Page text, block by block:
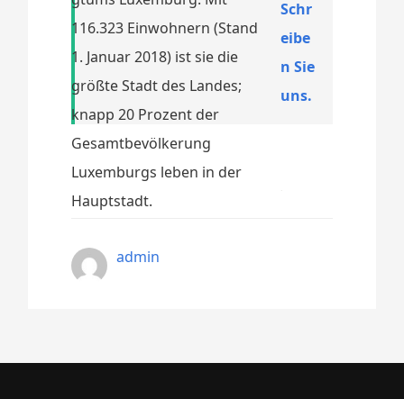
116.323 Einwohnern (Stand
1. Januar 2018) ist sie die
größte Stadt des Landes;
knapp 20 Prozent der
Gesamtbevölkerung
Luxemburgs leben in der
Hauptstadt.
Schr
eibe
n Sie
uns.
admin